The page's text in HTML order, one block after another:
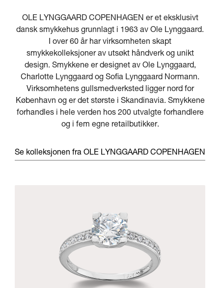
OLE LYNGGAARD COPENHAGEN er et eksklusivt
dansk smykkehus grunnlagt i 1963 av Ole Lynggaard.
I over 60 år har virksomheten skapt
smykkekolleksjoner av utsøkt håndverk og unikt
design. Smykkene er designet av Ole Lynggaard,
Charlotte Lynggaard og Sofia Lynggaard Normann.
Virksomhetens gullsmedverksted ligger nord for
København og er det største i Skandinavia. Smykkene
forhandles i hele verden hos 200 utvalgte forhandlere
og i fem egne retailbutikker.
Se kolleksjonen fra OLE LYNGGAARD COPENHAGEN